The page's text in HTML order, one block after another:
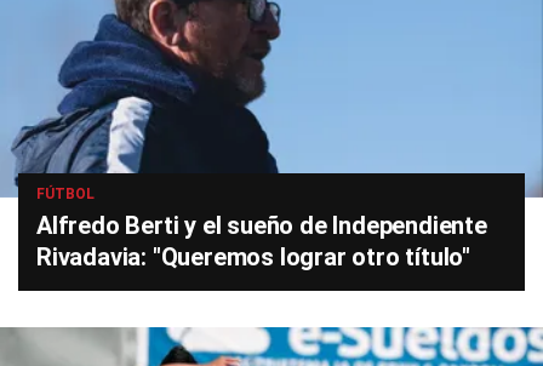
FÚTBOL
Alfredo Berti y el sueño de Independiente
Rivadavia: "Queremos lograr otro título"